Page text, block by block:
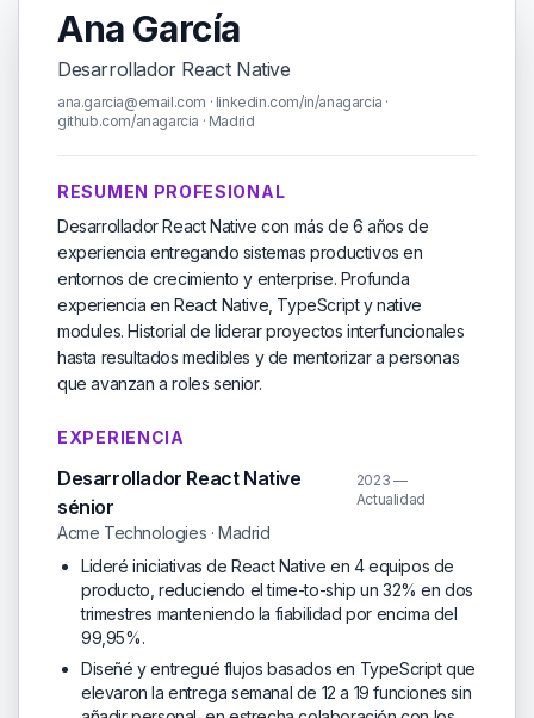
Ana García
Desarrollador React Native
ana.garcia@email.com · linkedin.com/in/anagarcia ·
github.com/anagarcia · Madrid
RESUMEN PROFESIONAL
Desarrollador React Native con más de 6 años de
experiencia entregando sistemas productivos en
entornos de crecimiento y enterprise. Profunda
experiencia en React Native, TypeScript y native
modules. Historial de liderar proyectos interfuncionales
hasta resultados medibles y de mentorizar a personas
que avanzan a roles senior.
EXPERIENCIA
Desarrollador React Native
sénior
2023 —
Actualidad
Acme Technologies · Madrid
Lideré iniciativas de React Native en 4 equipos de
producto, reduciendo el time-to-ship un 32% en dos
trimestres manteniendo la fiabilidad por encima del
99,95%.
Diseñé y entregué flujos basados en TypeScript que
elevaron la entrega semanal de 12 a 19 funciones sin